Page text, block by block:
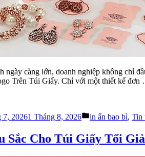
ngày càng lớn, doanh nghiệp không chỉ
Trên Túi Giấy. Chỉ với một thiết kế đơn
7, 20261 Tháng 8, 2026
Đăng
in ấn bao bì, Tin
Sắc Cho Túi Giấy Tối